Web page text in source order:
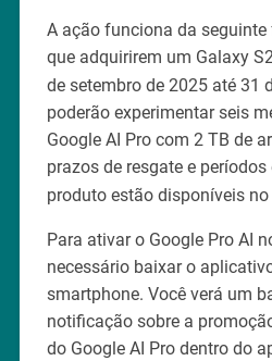
A ação funciona da
que adquirirem um Galaxy
de setembro de 2025 até 31
poderão experimentar seis
Google AI Pro com 2 TB de
prazos de resgate e
produto estão disponíveis
Para ativar o Google Pro AI
necessário baixar o
smartphone. Você verá um
notificação sobre a
do Google AI Pro dentro do